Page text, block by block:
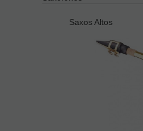
Saxos Altos